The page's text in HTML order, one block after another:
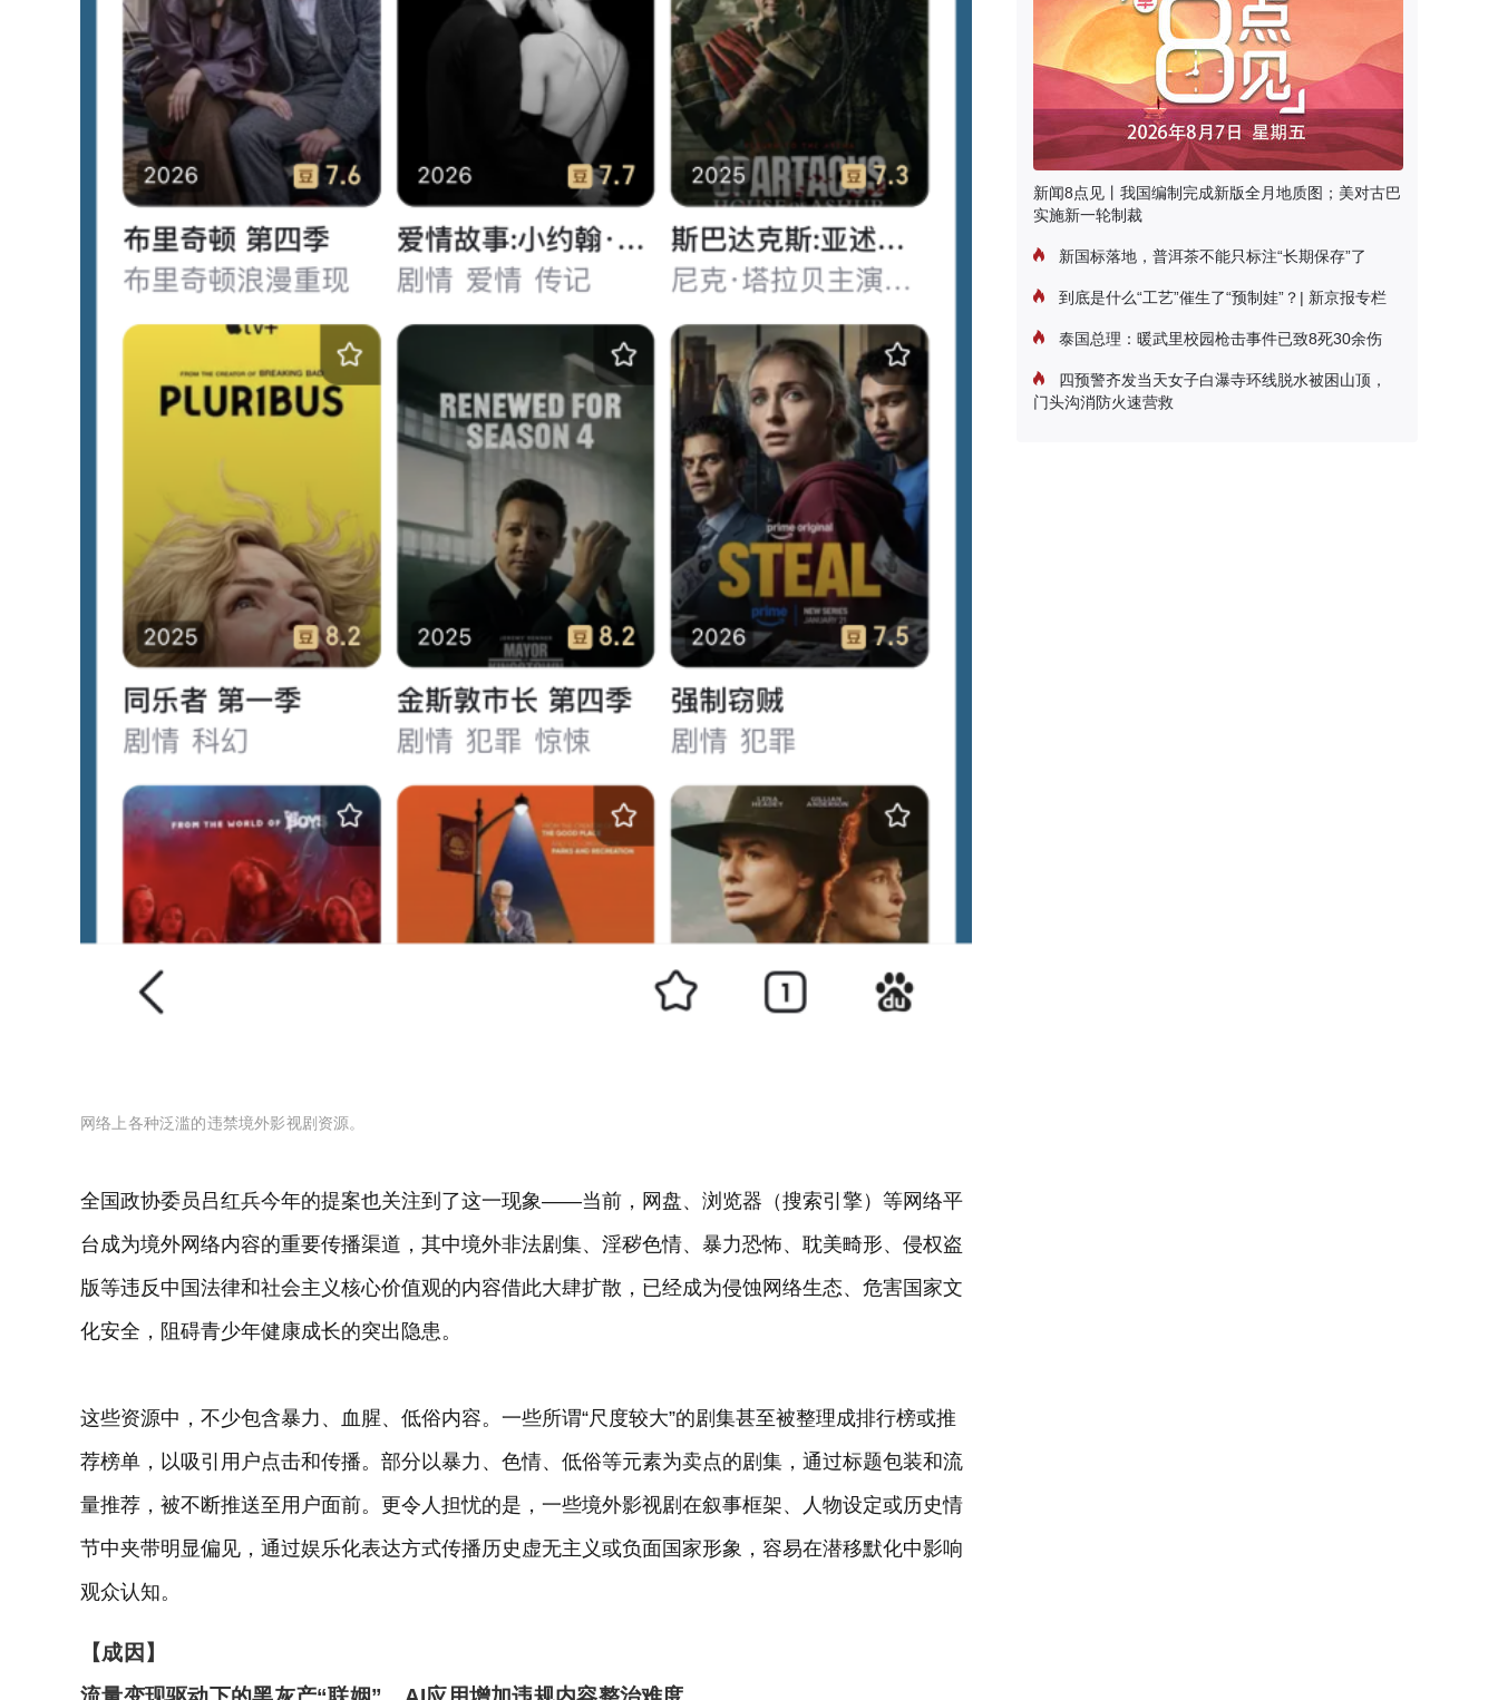
网络上各种泛滥的违禁境外影视剧资源。
全国政协委员吕红兵今年的提案也关注到了这一现象——当前，网盘、浏览器（搜索引擎）等网络平
台成为境外网络内容的重要传播渠道，其中境外非法剧集、淫秽色情、暴力恐怖、耽美畸形、侵权盗
版等违反中国法律和社会主义核心价值观的内容借此大肆扩散，已经成为侵蚀网络生态、危害国家文
化安全，阻碍青少年健康成长的突出隐患。
这些资源中，不少包含暴力、血腥、低俗内容。一些所谓“尺度较大”的剧集甚至被整理成排行榜或推
荐榜单，以吸引用户点击和传播。部分以暴力、色情、低俗等元素为卖点的剧集，通过标题包装和流
量推荐，被不断推送至用户面前。更令人担忧的是，一些境外影视剧在叙事框架、人物设定或历史情
节中夹带明显偏见，通过娱乐化表达方式传播历史虚无主义或负面国家形象，容易在潜移默化中影响
观众认知。
【成因】
新闻8点见丨我国编制完成新版全月地质图；美对古巴
实施新一轮制裁
新国标落地，普洱茶不能只标注“长期保存”了
到底是什么“工艺”催生了“预制娃”？| 新京报专栏
泰国总理：暖武里校园枪击事件已致8死30余伤
四预警齐发当天女子白瀑寺环线脱水被困山顶，
门头沟消防火速营救